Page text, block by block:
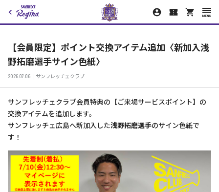
【会員限定】ポイント交換アイテム追加〈新加入浅
野拓磨選手サイン色紙〉
2026.07.06 サンフレッチェクラブ
サンフレッチェクラブ会員特典の【ご来場サービスポイント】の
交換アイテムを追加します。
サンフレッチェ広島へ新加入した浅野拓磨選手のサイン色紙で
す！